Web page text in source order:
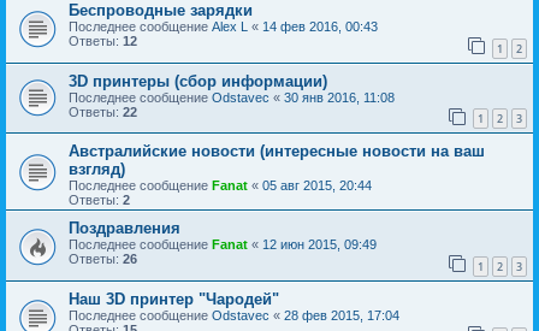
Беспроводные зарядки
Последнее сообщение Alex L « 14 фев 2016, 00:43
Ответы: 12 1 2
3D принтеры (сбор информации)
Последнее сообщение Odstavec « 30 янв 2016, 11:08
Ответы: 22 1 2 3
Австралийские новости (интересные новости на ваш
взгляд)
Последнее сообщение Fanat « 05 авг 2015, 20:44
Ответы: 2
Поздравления
Последнее сообщение Fanat « 12 июн 2015, 09:49
Ответы: 26 1 2 3
Наш 3D принтер "Чародей"
Последнее сообщение Odstavec « 28 фев 2015, 17:04